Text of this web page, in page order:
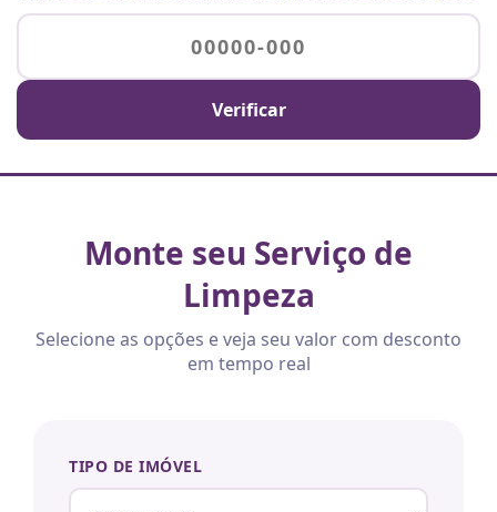
Verificar
Monte seu Serviço de
Limpeza
Selecione as opções e veja seu valor com desconto
em tempo real
TIPO DE IMÓVEL